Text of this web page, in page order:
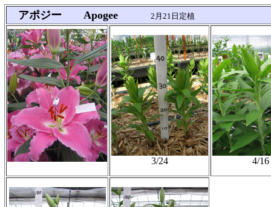
アポジー Apogee 2月21日定植
3/24 4/16